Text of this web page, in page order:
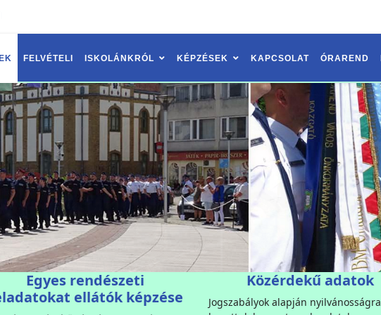
FELVÉTELI ISKOLÁNKRÓL KÉPZÉSEK KAPCSOLAT ÓRAREND
Egyes rendészeti
ellátók képzése
Közérdekű adatok
Jogszabályok alapján nyilvánosságra